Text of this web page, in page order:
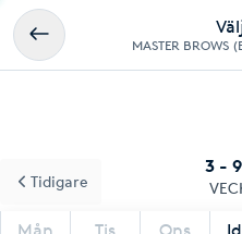
MASTER BROWS
3 -
Tidigare